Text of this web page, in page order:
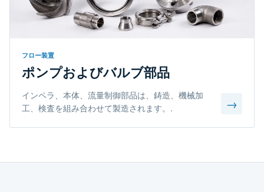
フロー装置
ポンプおよびバルブ部品
インペラ、本体、流量制御部品は、鋳造、機械加
工、検査を組み合わせて製造されます。.
→